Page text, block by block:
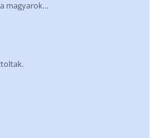
a magyarok…